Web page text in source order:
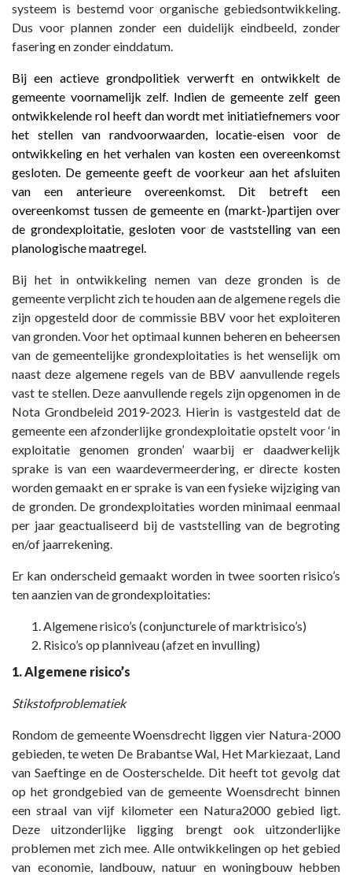
systeem is bestemd voor organische gebiedsontwikkeling.
Dus voor plannen zonder een duidelijk eindbeeld, zonder
fasering en zonder einddatum.
Bij een actieve grondpolitiek verwerft en ontwikkelt de
gemeente voornamelijk zelf. Indien de gemeente zelf geen
ontwikkelende rol heeft dan wordt met initiatiefnemers voor
het stellen van randvoorwaarden, locatie-eisen voor de
ontwikkeling en het verhalen van kosten een overeenkomst
gesloten. De gemeente geeft de voorkeur aan het afsluiten
van een anterieure overeenkomst. Dit betreft een
overeenkomst tussen de gemeente en (markt-)partijen over
de grondexploitatie, gesloten voor de vaststelling van een
planologische maatregel.
Bij het in ontwikkeling nemen van deze gronden is de
gemeente verplicht zich te houden aan de algemene regels die
zijn opgesteld door de commissie BBV voor het exploiteren
van gronden. Voor het optimaal kunnen beheren en beheersen
van de gemeentelijke grondexploitaties is het wenselijk om
naast deze algemene regels van de BBV aanvullende regels
vast te stellen. Deze aanvullende regels zijnopgenomen in de
Nota Grondbeleid 2019-2023. Hierin is vastgesteld dat de
gemeente een afzonderlijke grondexploitatie opstelt voor ‘in
exploitatie genomen gronden’ waarbij er daadwerkelijk
sprake is van een waardevermeerdering, er directe kosten
worden gemaakt en er sprake is van een fysieke wijziging van
de gronden. De grondexploitaties worden minimaal eenmaal
per jaar geactualiseerd bij de vaststelling van de begroting
en/of jaarrekening.
Er kan onderscheid gemaakt worden in twee soorten risico’s
ten aanzien van de grondexploitaties:
Algemene risico’s (conjuncturele of marktrisico’s)
Risico’s op planniveau (afzet en invulling)
1. Algemene risico’s
Stikstofproblematiek
Rondom de gemeente Woensdrecht liggen vier Natura-2000
gebieden, te weten De Brabantse Wal, Het Markiezaat, Land
van Saeftinge en de Oosterschelde. Dit heeft tot gevolg dat
op het grondgebied van de gemeente Woensdrecht binnen
een straal van vijf kilometer een Natura2000 gebied ligt.
Deze uitzonderlijke ligging brengt ook uitzonderlijke
problemen met zich mee. Alle ontwikkelingen op het gebied
van economie, landbouw, natuur en woningbouw hebben